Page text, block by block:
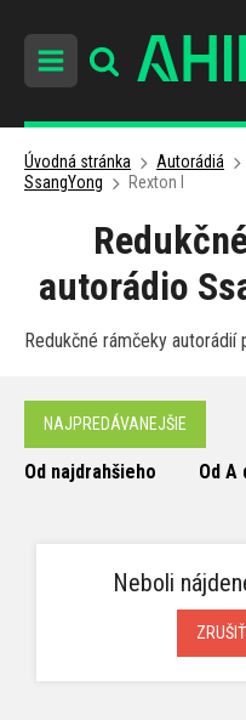
Úvodná stránka Autorádiá
SsangYong
Rexton I
autorádio
Redukčné rámčeky autorádií
NAJPREDÁVANEJŠIE
Od najdrahšieho Od A
Neboli